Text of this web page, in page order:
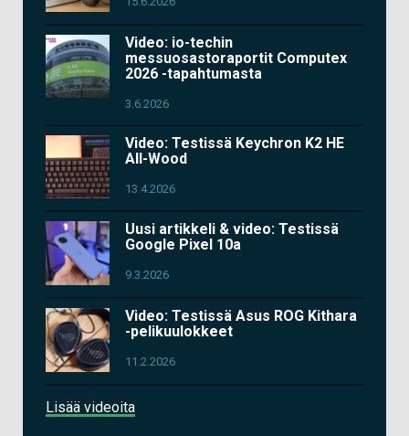
Video: io-techin
messuosastoraportit Computex
2026 -tapahtumasta
3.6.2026
Video: Testissä Keychron K2 HE
All-Wood
13.4.2026
Uusi artikkeli & video: Testissä
Google Pixel 10a
9.3.2026
Video: Testissä Asus ROG Kithara
-pelikuulokkeet
11.2.2026
Lisää videoita